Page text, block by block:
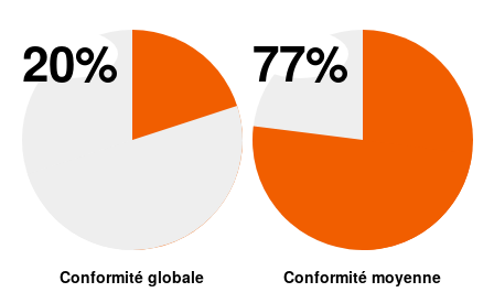
Conformité
20%
Conformité globale
77%
Conformité moyenne